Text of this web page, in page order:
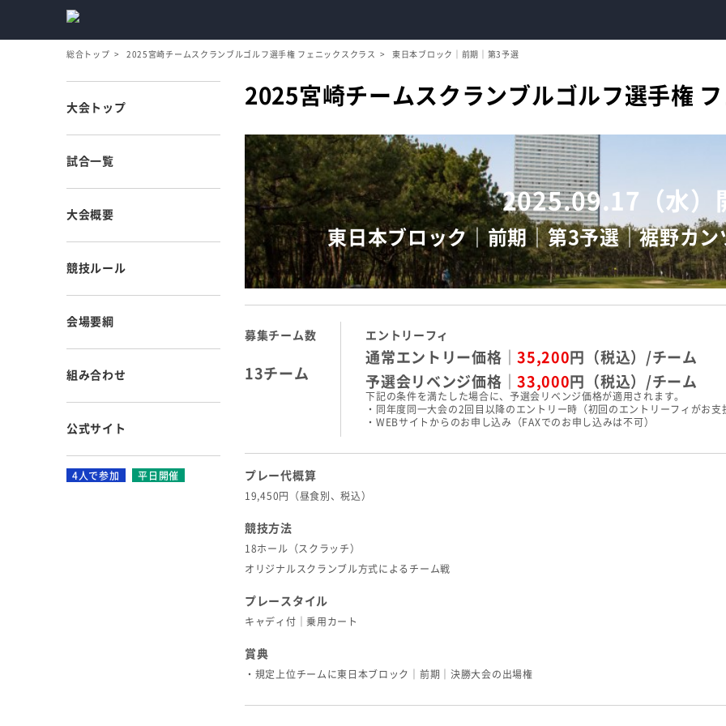
総合トップ 2025宮崎チームスクランブルゴルフ選手権 フェニックスクラス 東日本ブロック｜前期｜第3予選
2025宮崎チームスクランブルゴルフ選手権
2025.09.17（水）
東日本ブロック｜前期｜第3予選｜裾野カ
募集チーム数
13チーム
エントリーフィ
通常エントリー価格｜ 35,200 円（税込）/チーム
予選会リベンジ価格｜ 33,000 円（税込）/チーム
下記の条件を満たした場合に、予選会リベンジ価格が適用されます。
・同年度同一大会の2回目以降のエントリー時（初回のエントリーフィがお支
・WEBサイトからのお申し込み（FAXでのお申し込みは不可）
プレー代概算
19,450円（昼食別、税込）
競技方法
18ホール（スクラッチ）
オリジナルスクランブル方式によるチーム戦
プレースタイル
キャディ付｜乗用カート
賞典
・規定上位チームに東日本ブロック｜前期｜決勝大会の出場権
大会トップ
試合一覧
大会概要
競技ルール
会場要綱
組み合わせ
公式サイト
4人で参加 平日開催